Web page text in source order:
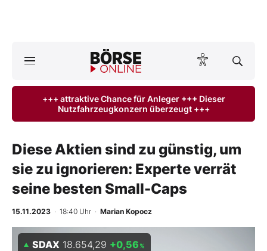
ktuelle Ausgabe BÖRSE ONLINE lesen
Anlageprodukte
Finanz-Check
BO-Musterdepots
+++ attraktive Chance für Anleger +++ Dieser
Nutzfahrzeugkonzern überzeugt +++
Diese Aktien sind zu günstig, um
sie zu ignorieren: Experte verrät
seine besten Small-Caps
15.11.2023 · 18:40 Uhr · Marian Kopocz
SDAX 18.654,29 +0,56 %